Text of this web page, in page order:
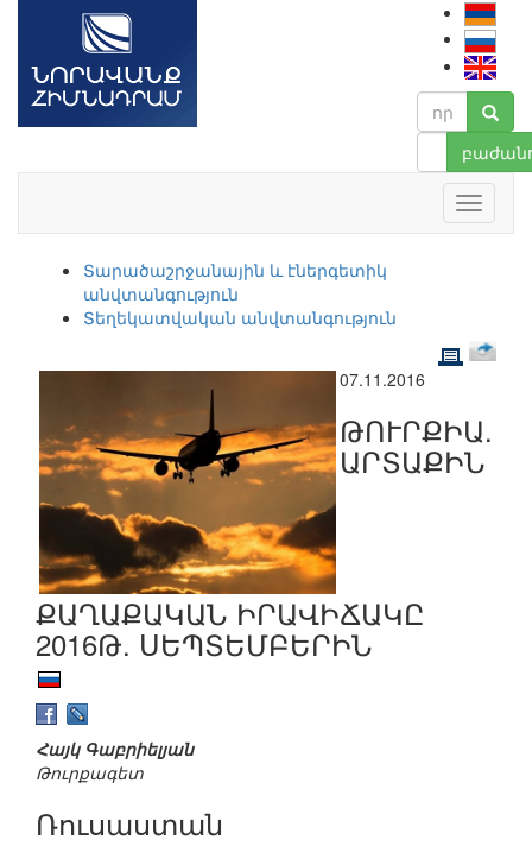
Տարածաշրջանային և էներգետիկ
անվտանգություն
Տեղեկատվական անվտանգություն
07.11.2016
ԹՈՒՐՔԻԱ.
ԱՐՏԱՔԻՆ
ՔԱՂԱՔԱԿԱՆ ԻՐԱՎԻՃԱԿԸ
2016Թ. ՍԵՊՏԵՄԲԵՐԻՆ
Հայկ Գաբրիելյան
Թուրքագետ
Ռուսաստան